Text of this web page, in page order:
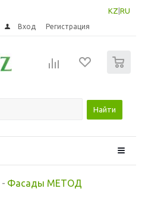
KZ RU
Вход Регистрация
Найти
- Фасады МЕТОД